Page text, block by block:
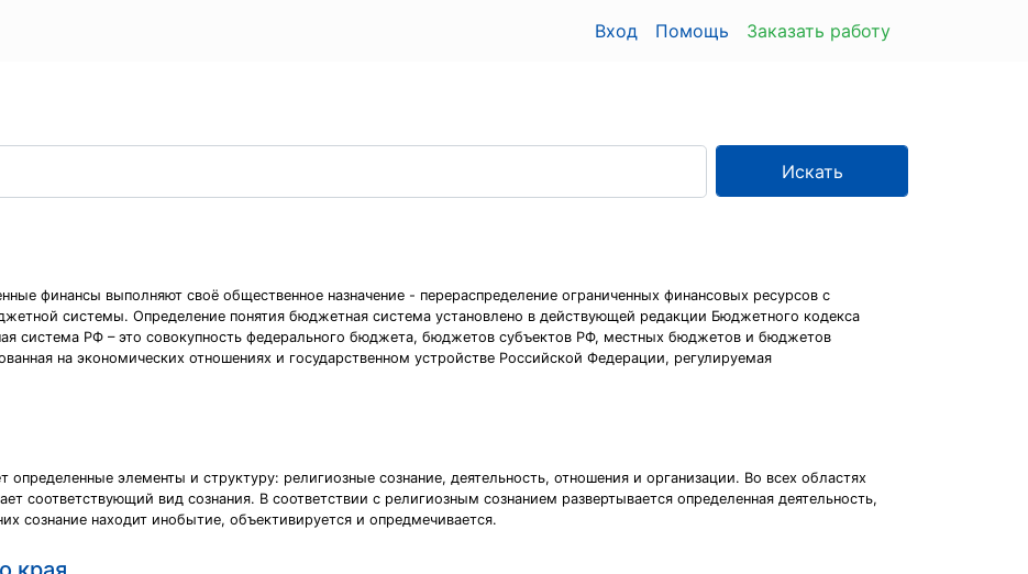
Вход Помощь Заказать работу
Искать
финансы выполняют своё общественное назначение - перераспределение ограниченных финансовых ресурсов с
системы. Определение понятия бюджетная система установлено в действующей редакции Бюджетного кодекса
система РФ – это совокупность федерального бюджета, бюджетов субъектов РФ, местных бюджетов и бюджетов
на экономических отношениях и государственном устройстве Российской Федерации, регулируемая
определенные элементы и структуру: религиозные сознание, деятельность, отношения и организации. Во всех областях
соответствующий вид сознания. В соответствии с религиозным сознанием развертывается определенная деятельность,
сознание находит инобытие, объективируется и опредмечивается.